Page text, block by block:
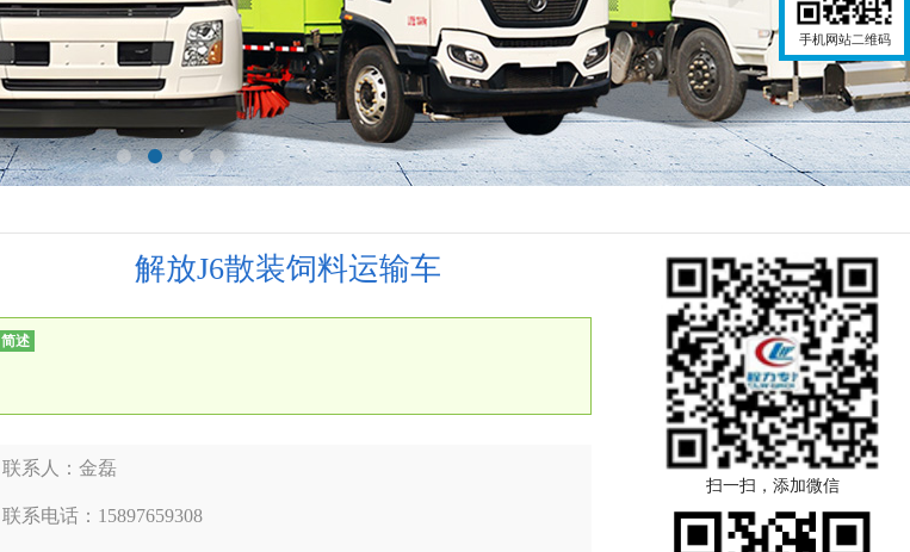
解放J6散装饲料运输车
简述
联系人：金磊
联系电话：15897659308
扫一扫，添加微信
手机网站二维码